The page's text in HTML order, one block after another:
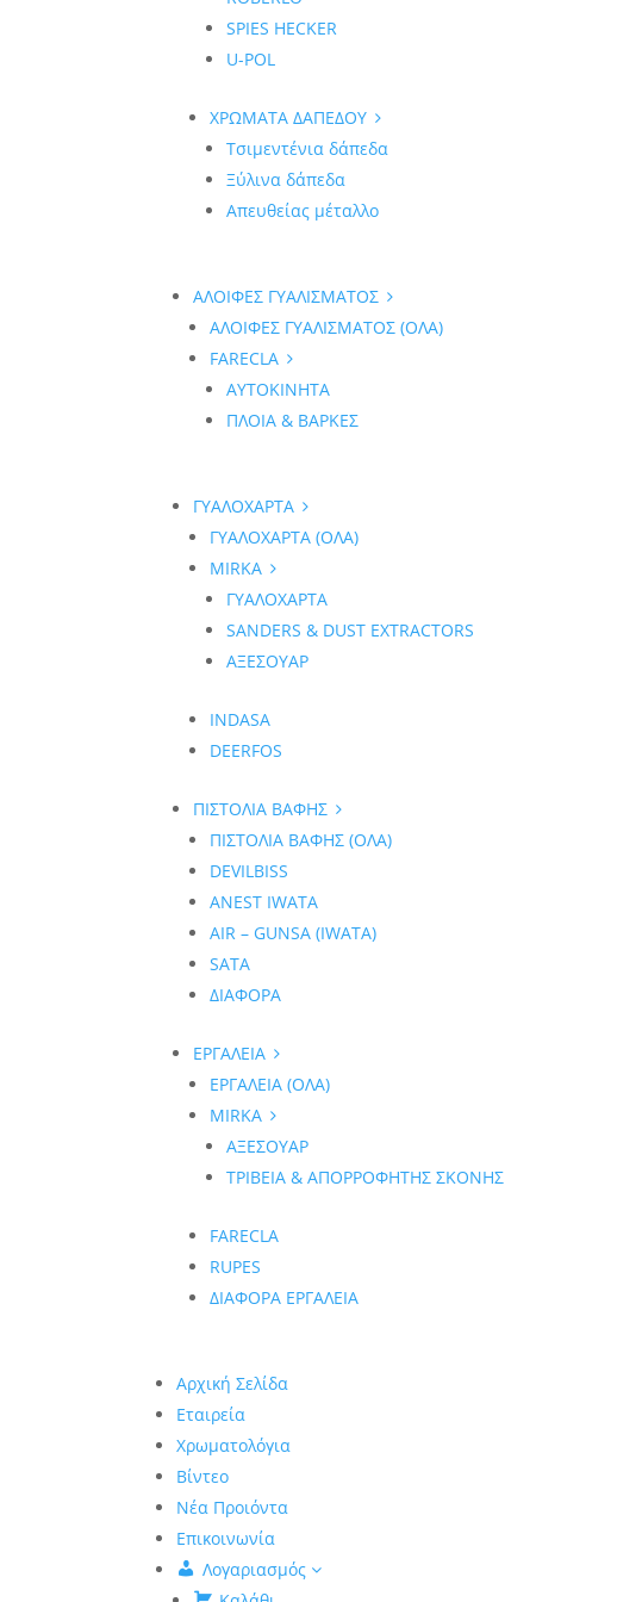
SPIES HECKER
U-POL
ΧΡΩΜΑΤΑ ΔΑΠΕΔΟΥ
Τσιμεντένια δάπεδα
Ξύλινα δάπεδα
Απευθείας μέταλλο
ΑΛΟΙΦΕΣ ΓΥΑΛΙΣΜΑΤΟΣ
ΑΛΟΙΦΕΣ ΓΥΑΛΙΣΜΑΤΟΣ (ΟΛΑ)
FARECLA
ΑΥΤΟΚΙΝΗΤΑ
ΠΛΟΙΑ & ΒΑΡΚΕΣ
ΓΥΑΛΟΧΑΡΤΑ
ΓΥΑΛΟΧΑΡΤΑ (ΟΛΑ)
MIRKA
ΓΥΑΛΟΧΑΡΤΑ
SANDERS & DUST EXTRACTORS
ΑΞΕΣΟΥΑΡ
INDASA
DEERFOS
ΠΙΣΤΟΛΙΑ ΒΑΦΗΣ
ΠΙΣΤΟΛΙΑ ΒΑΦΗΣ (ΟΛΑ)
DEVILBISS
ANEST IWATA
AIR – GUNSA (IWATA)
SATA
ΔΙΑΦΟΡΑ
ΕΡΓΑΛΕΙΑ
ΕΡΓΑΛΕΙΑ (ΟΛΑ)
MIRKA
ΑΞΕΣΟΥΑΡ
ΤΡΙΒΕΙΑ & ΑΠΟΡΡΟΦΗΤΗΣ ΣΚΟΝΗΣ
FARECLA
RUPES
ΔΙΑΦΟΡΑ ΕΡΓΑΛΕΙΑ
Αρχική Σελίδα
Εταιρεία
Χρωματολόγια
Βίντεο
Νέα Προιόντα
Επικοινωνία
Λογαριασμός